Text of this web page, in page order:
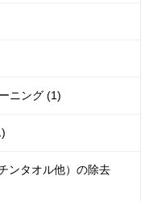
ニング (1)
ンタオル他）の除去